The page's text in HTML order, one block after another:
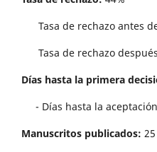
Tasa de rechazo antes de
Tasa de rechazo
Días hasta la primera
- Días hasta la
Manuscritos publicados: 25